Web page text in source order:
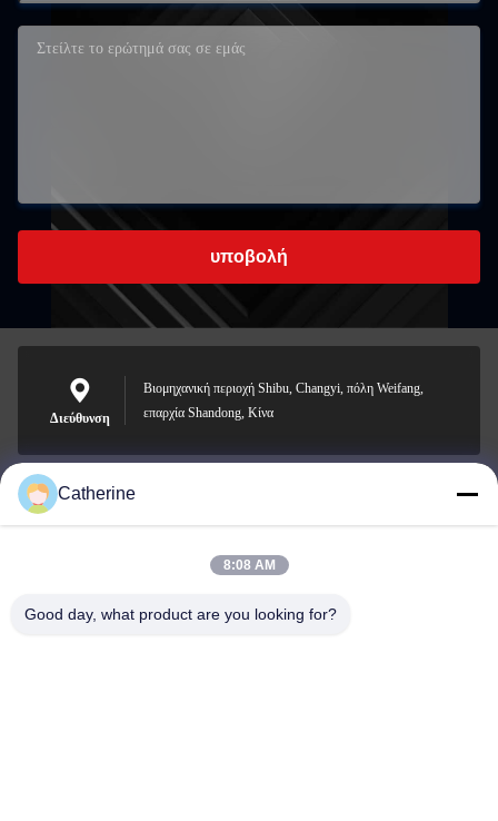
υποβολή
Διεύθυνση
Βιομηχανική περιοχή Shibu, Changyi, πόλη Weifang,
επαρχία Shandong, Κίνα
padraic@huayumachine.cn
Catherine
8:08 AM
Good day, what product are you looking for?